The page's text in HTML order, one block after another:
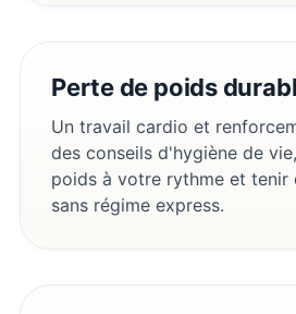
Perte de poids
Un travail cardio et
des conseils d'hygiène de
poids à votre rythme et tenir
sans régime express.